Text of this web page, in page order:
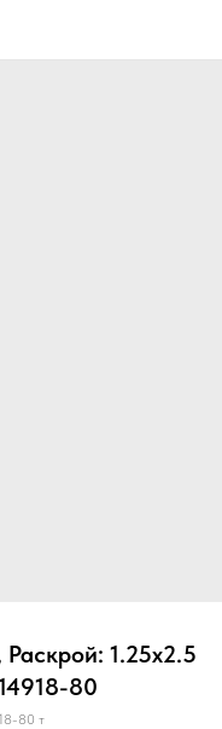
1.25х2.5
80
80 т